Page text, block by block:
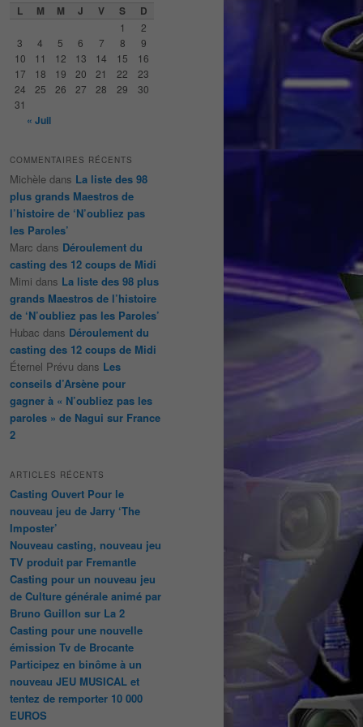
L M M J V S D
1
2
3
4 5 6 7 8
9
10
11 12 13 14 15
16
17
18 19 20 21 22
23
24
25 26 27 28 29
30
31
« Juil
COMMENTAIRES RÉCENTS
Michèle dans La liste des 98
plus grands Maestros de
l’histoire de ‘N’oubliez pas
les Paroles’
Marc dans Déroulement du
casting des 12 coups de Midi
Mimi dans La liste des 98 plus
grands Maestros de l’histoire
de ‘N’oubliez pas les Paroles’
Hubac dans Déroulement du
casting des 12 coups de Midi
Éternel Prévu dans Les
conseils d’Arsène pour
gagner à « N’oubliez pas les
paroles » de Nagui sur France
2
ARTICLES RÉCENTS
Casting Ouvert Pour le
nouveau jeu de Jarry ‘The
Imposter’
Nouveau casting, nouveau jeu
TV produit par Fremantle
Casting pour un nouveau jeu
de Culture générale animé par
Bruno Guillon sur La 2
Casting pour une nouvelle
émission Tv de Brocante
Participez en binôme à un
nouveau JEU MUSICAL et
tentez de remporter 10 000
EUROS